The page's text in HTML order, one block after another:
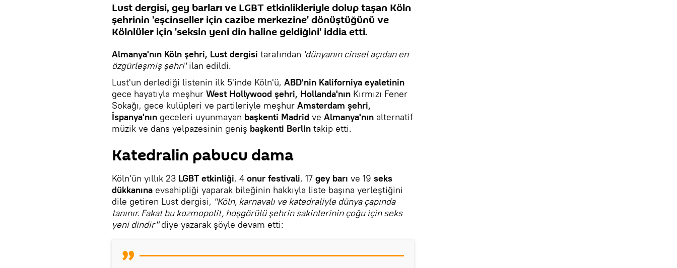
Lust dergisi, gey barları ve LGBT etkinlikleriyle dolup taşan Köln
şehrinin 'eşcinseller için cazibe merkezine' dönüştüğünü ve
Kölnlüler için 'seksin yeni din haline geldiğini' iddia etti.
Almanya'nın Köln şehri, Lust dergisi tarafından 'dünyanın cinsel açıdan en
özgürleşmiş şehri'ilan edildi.
Lust'un derlediği listenin ilk 5'inde Köln'ü, ABD'nin Kaliforniya eyaletinin
gece hayatıyla meşhur West Hollywood şehri, Hollanda'nın Kırmızı Fener
Sokağı, gece kulüpleri ve partileriyle meşhur Amsterdam şehri,
İspanya'nın geceleri uyunmayan başkenti Madrid ve Almanya'nın alternatif
müzik ve dans yelpazesinin geniş başkenti Berlin takip etti.
Katedralin pabucu dama
Köln'ün yıllık 23 LGBT etkinliği, 4 onur festivali, 17 gey barı ve 19 seks
dükkanına evsahipliği yaparak bileğinin hakkıyla liste başına yerleştiğini
dile getiren Lust dergisi, "Köln, karnavalı ve katedraliyle dünya çapında
tanınır. Fakat bu kozmopolit, hoşgörülü şehrin sakinlerinin çoğu için seks
yeni dindir"diye yazarak şöyle devam etti: